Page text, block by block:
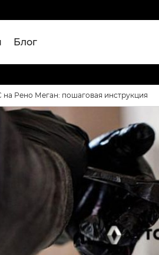
Блог
Рено Меган: пошаговая инструкция